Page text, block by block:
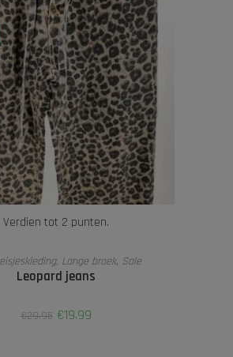
Verdien tot 2 punten.
OPTIES SELECTEREN
, Lange broek, Sale
Leopard jeans
€29,95 €19,99